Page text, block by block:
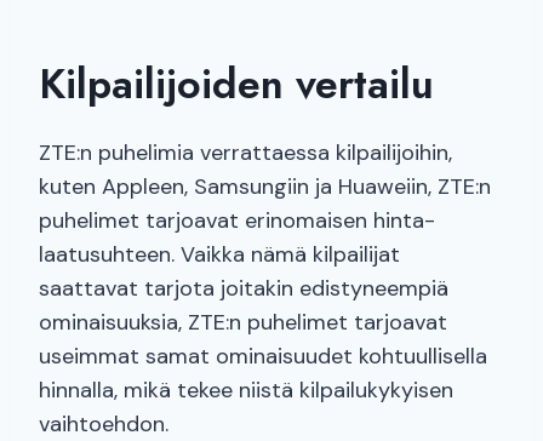
Kilpailijoiden vertailu
ZTE:n puhelimia verrattaessa kilpailijoihin,
kuten Appleen, Samsungiin ja Huaweiin, ZTE:n
puhelimet tarjoavat erinomaisen hinta-
laatusuhteen. Vaikka nämä kilpailijat
saattavat tarjota joitakin edistyneempiä
ominaisuuksia, ZTE:n puhelimet tarjoavat
useimmat samat ominaisuudet kohtuullisella
hinnalla, mikä tekee niistä kilpailukykyisen
vaihtoehdon.